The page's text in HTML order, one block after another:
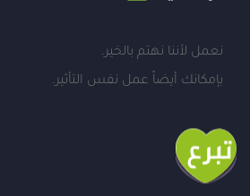
نعمل لأننا نهتم بالخير.
بإمكانك أيضاً عمل نفس التأثير.